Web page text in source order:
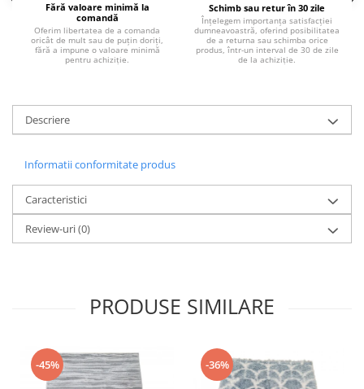
Fără valoare minimă la
comandă
Oferim libertatea de a comanda
oricât de mult sau de puțin doriți,
fără a impune o valoare minimă
pentru achiziție.
Schimb sau retur în 30 zile
Înțelegem importanța satisfacției
dumneavoastră, oferind posibilitatea
de a returna sau schimba orice
produs, într-un interval de 30 de zile
de la achiziție.
Descriere
Informatii conformitate produs
Caracteristici
Review-uri(0)
PRODUSE SIMILARE
-45% -36%